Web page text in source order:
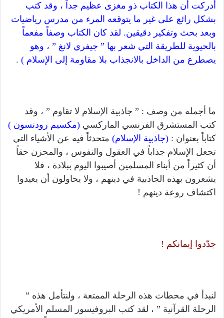
أدركت أن هذا الكتاب ذو مغزى عظيم جداً ، وقد كتب
بشكل رائع على غير ما يتوقعه المرء من مدرس رياضيات
وبعد بحث وتفكير دقيقين. لقد كان الكتاب وصفاً مفعماً
بالحيوية للطريقة التي شعر بها ” جيفري لانغ ” ، وهو
يصطرع من الداخل بالانجذاب بلا مقاومة إلى الإسلام ) .
ما أجمله من وصف : ” جاذبية الإسلام لا تقاوم ” ، وقد
كتب المستشرق الفرنسي الماركسي (مكسيم رودنسون )
كتاباً بعنوان : (جاذبية الإسلام) متحدثاً فيه عن الأشياء التي
تجعل الإسلام جذاباً في العقول والنفوس ، والمحزن حقاً
أن كثيراً من أبناء المسلمين أصيبوا اليوم ببلادة ، فلا
يشعرون بهذه الجاذبية في دينهم ، ولا يحاولون أن يعيدوا
اكتشاف روعة دينهم !
جدّدوا إيمانكم !
لنبدأ في محطات هذه الرحلة الممتعة ، ولنتأمل هذه ”
الرحلة القرآنية ” ، لقد كتب البروفيسور المسلم الأمريكي